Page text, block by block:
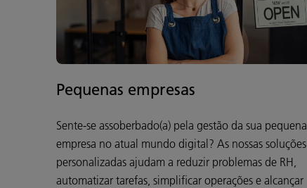
Pequenas empresas
Sente-se assoberbado(a) pela gestão da sua pequena
empresa no atual mundo digital? As nossas soluções
personalizadas ajudam a reduzir problemas de RH,
automatizar tarefas, simplificar operações e alcançar